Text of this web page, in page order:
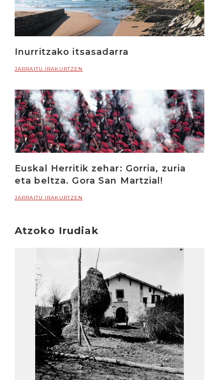
Inurritzako itsasadarra
JARRAITU IRAKURTZEN
Euskal Herritik zehar: Gorria, zuria
eta beltza. Gora San Martzial!
JARRAITU IRAKURTZEN
Atzoko Irudiak